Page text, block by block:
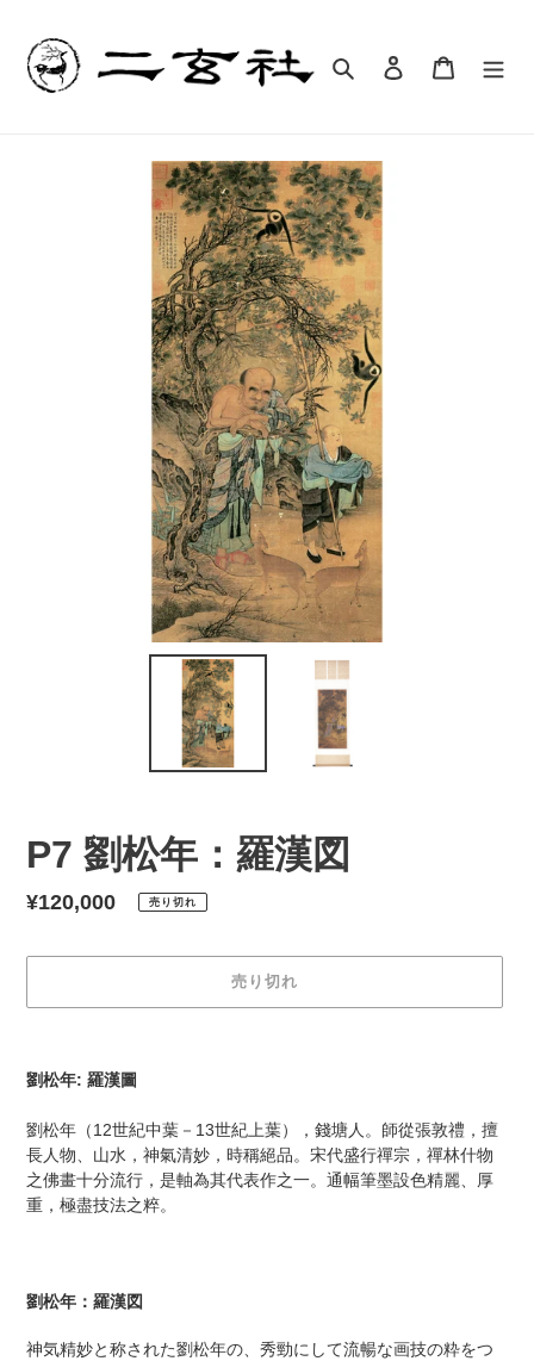
検索 ログインカート
P7 劉松年：羅漢図
通
価
¥120,000 売り切れ
売り切れ
ー
ト
に
商
品
を
追
る
劉松年: 羅漢圖
劉松年（12世紀中葉－13世紀上葉），錢塘人。師從張敦禮，擅
長人物、山水，神氣清妙，時稱絕品。宋代盛行禪宗，禪林什物
之佛畫十分流行，是軸為其代表作之一。通幅筆墨設色精麗、厚
重，極盡技法之粹。
劉松年：羅漢図
神気精妙と称された劉松年の、秀勁にして流暢な画技の粋をつ